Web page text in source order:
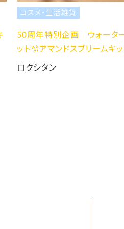
コスメ・生活雑貨
50周年特別企画 ウォーター
ット🫧アマンドスブリームキッ
ロクシタン